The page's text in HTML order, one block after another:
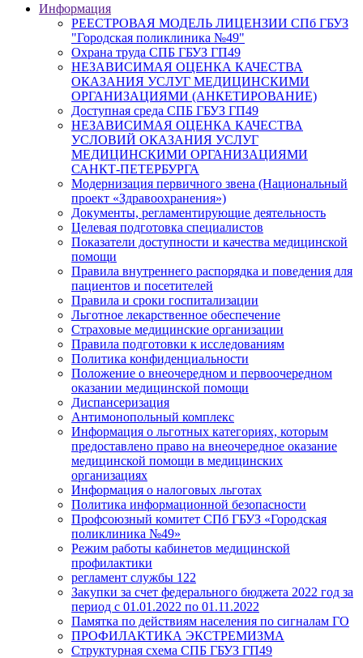
Информация
РЕЕСТРОВАЯ МОДЕЛЬ ЛИЦЕНЗИИ СПб ГБУЗ
"Городская поликлиника №49"
Охрана труда СПБ ГБУЗ ГП49
НЕЗАВИСИМАЯ ОЦЕНКА КАЧЕСТВА
ОКАЗАНИЯ УСЛУГ МЕДИЦИНСКИМИ
ОРГАНИЗАЦИЯМИ (АНКЕТИРОВАНИЕ)
Доступная среда СПБ ГБУЗ ГП49
НЕЗАВИСИМАЯ ОЦЕНКА КАЧЕСТВА
УСЛОВИЙ ОКАЗАНИЯ УСЛУГ
МЕДИЦИНСКИМИ ОРГАНИЗАЦИЯМИ
САНКТ-ПЕТЕРБУРГА
Модернизация первичного звена (Национальный
проект «Здравоохранения»)
Документы, регламентирующие деятельность
Целевая подготовка специалистов
Показатели доступности и качества медицинской
помощи
Правила внутреннего распорядка и поведения для
пациентов и посетителей
Правила и сроки госпитализации
Льготное лекарственное обеспечение
Страховые медицинские организации
Правила подготовки к исследованиям
Политика конфиденциальности
Положение о внеочередном и первоочередном
оказании медицинской помощи
Диспансеризация
Антимонопольный комплекс
Информация о льготных категориях, которым
предоставлено право на внеочередное оказание
медицинской помощи в медицинских
организациях
Информация о налоговых льготах
Политика информационной безопасности
Профсоюзный комитет СПб ГБУЗ «Городская
поликлиника №49»
Режим работы кабинетов медицинской
профилактики
регламент службы 122
Закупки за счет федерального бюджета 2022 год за
период с 01.01.2022 по 01.11.2022
Памятка по действиям населения по сигналам ГО
ПРОФИЛАКТИКА ЭКСТРЕМИЗМА
Структурная схема СПБ ГБУЗ ГП49